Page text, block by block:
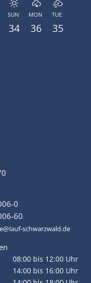
SUN
34
MON
36
TUE
35
0
60
schwarzwald.de
08:00 bis 12:00 Uhr
14:00 bis 16:00 Uhr